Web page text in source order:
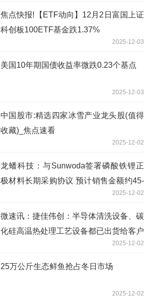
焦点快报!【ETF动向】12月2日富国上证
科创板100ETF基金跌1.37%
2025-12-03
美国10年期国债收益率微跌0.23个基点
2025-12-03
中国股市:精选四家冰雪产业龙头股(值得
收藏)_焦点速看
2025-12-02
龙蟠科技：与Sunwoda签署磷酸铁锂正
极材料长期采购协议 预计销售金额约45-
2025-12-02
微速讯：捷佳伟创：半导体清洗设备、碳
化硅高温热处理工艺设备都已出货给客户
2025-12-02
25万公斤生态鲜鱼抢占冬日市场
2025-12-02